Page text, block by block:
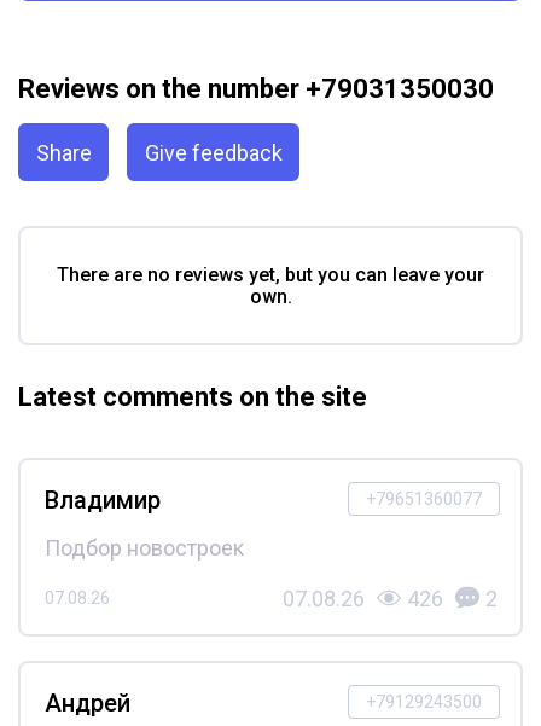
Reviews on the number +79031350030
Share Give feedback
There are no reviews yet, but you can leave your
own.
Latest comments on the site
+79651360077
Владимир
Подбор новостроек
07.08.26 07.08.26 426 2
+79129243500
Андрей